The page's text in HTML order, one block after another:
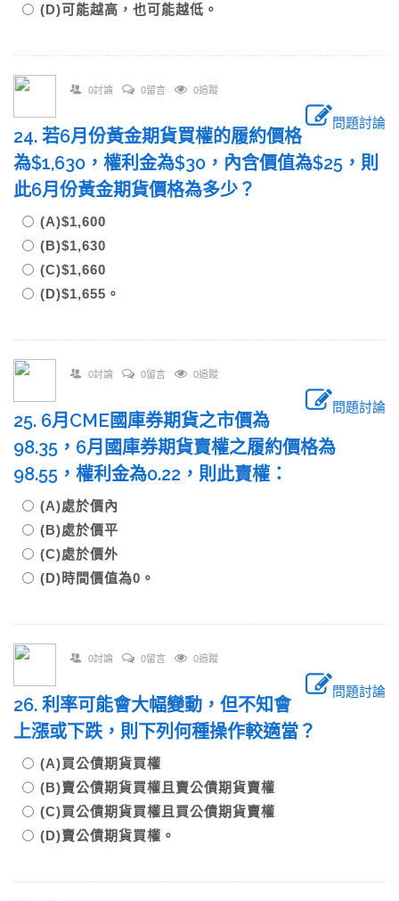
(D)可能越高，也可能越低。
0討論 0留言 0追蹤
問題討論
24. 若6月份黃金期貨買權的履約價格
為$1,630，權利金為$30，內含價值為$25，則
此6月份黃金期貨價格為多少？
(A)$1,600
(B)$1,630
(C)$1,660
(D)$1,655。
0討論 0留言 0追蹤
問題討論
25. 6月CME國庫券期貨之市價為
98.35，6月國庫券期貨賣權之履約價格為
98.55，權利金為0.22，則此賣權：
(A)處於價內
(B)處於價平
(C)處於價外
(D)時間價值為0。
0討論 0留言 0追蹤
問題討論
26. 利率可能會大幅變動，但不知會
上漲或下跌，則下列何種操作較適當？
(A)買公債期貨買權
(B)賣公債期貨買權且賣公債期貨賣權
(C)買公債期貨買權且買公債期貨賣權
(D)賣公債期貨買權。